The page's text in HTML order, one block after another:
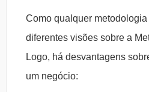
Como qualquer
diferentes visões sobre a
Logo, há desvantagens
um negócio: